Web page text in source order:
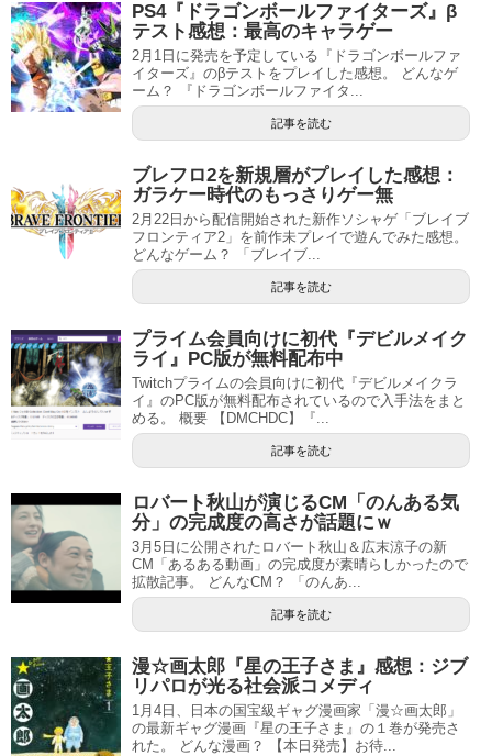
PS4『ドラゴンボールファイターズ』β
テスト感想：最高のキャラゲー
2月1日に発売を予定している『ドラゴンボールファ
イターズ』のβテストをプレイした感想。 どんなゲ
ーム？ 『ドラゴンボールファイタ...
記事を読む
ブレフロ2を新規層がプレイした感想：
ガラケー時代のもっさりゲー無
2月22日から配信開始された新作ソシャゲ「ブレイブ
フロンティア2」を前作未プレイで遊んでみた感想。
どんなゲーム？ 「ブレイブ...
記事を読む
プライム会員向けに初代『デビルメイク
ライ』PC版が無料配布中
Twitchプライムの会員向けに初代『デビルメイクラ
イ』のPC版が無料配布されているので入手法をまと
める。 概要 【DMCHDC】『...
記事を読む
ロバート秋山が演じるCM「のんある気
分」の完成度の高さが話題にｗ
3月5日に公開されたロバート秋山＆広末涼子の新
CM「あるある動画」の完成度が素晴らしかったので
拡散記事。 どんなCM？ 「のんあ...
記事を読む
漫☆画太郎『星の王子さま』感想：ジブ
リパロが光る社会派コメディ
1月4日、日本の国宝級ギャグ漫画家「漫☆画太郎」
の最新ギャグ漫画『星の王子さま』の１巻が発売さ
れた。 どんな漫画？ 【本日発売】お待...